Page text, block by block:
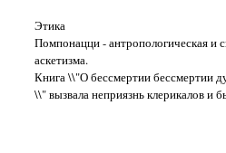
Этика
Помпонацци - антропологическая и
аскетизма.
Книга \\"О бессмертии бессмертии
\\" вызвала неприязнь клерикалов и